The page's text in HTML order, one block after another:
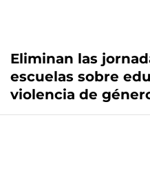
Eliminan las
escuelas sobre
violencia de